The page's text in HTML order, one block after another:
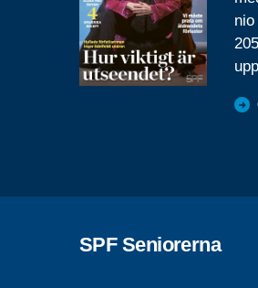
SPF Seniorerna